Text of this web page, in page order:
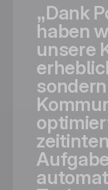
„Dank
haben
unsere
sondern